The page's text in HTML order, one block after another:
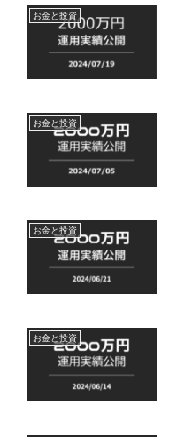
お金と投資
お金と投資
お金と投資
お金と投資